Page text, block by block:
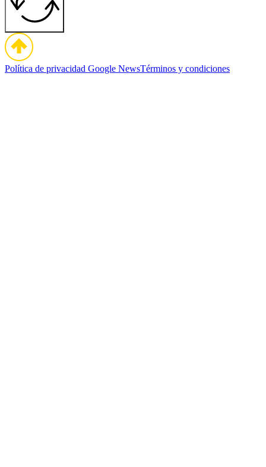
Política de privacidad Google NewsTérminos y condiciones